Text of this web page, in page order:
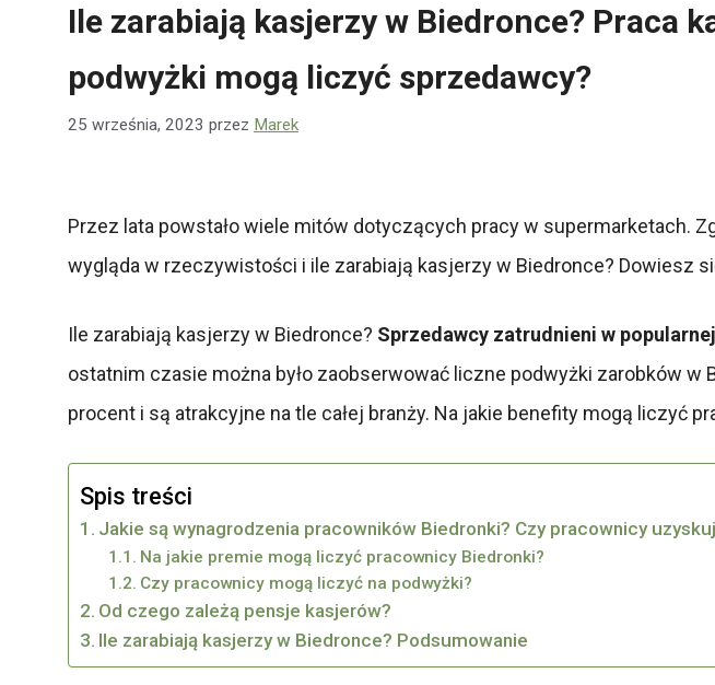
Ile zarabiają kasjerzy w Biedronce? Praca
podwyżki mogą liczyć sprzedawcy?
25 września, 2023 przez Marek
Przez lata powstało wiele mitów dotyczących pracy w supermarketach.
wygląda w rzeczywistości i ile zarabiają kasjerzy w Biedronce? Dowiesz
Ile zarabiają kasjerzy w Biedronce? Sprzedawcy zatrudnieni w
ostatnim czasie można było zaobserwować liczne podwyżki zarobków w
procent i są atrakcyjne na tle całej branży. Na jakie benefity mogą liczyć
Spis treści
Jakie są wynagrodzenia pracowników Biedronki? Czy pracownicy
Na jakie premie mogą liczyć pracownicy Biedronki?
Czy pracownicy mogą liczyć na podwyżki?
Od czego zależą pensje kasjerów?
Ile zarabiają kasjerzy w Biedronce? Podsumowanie